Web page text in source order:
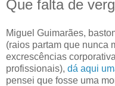
Que falta de
Miguel Guimarães,
(raios partam que nunca
excrescências
profissionais), dá aqui
pensei que fosse uma